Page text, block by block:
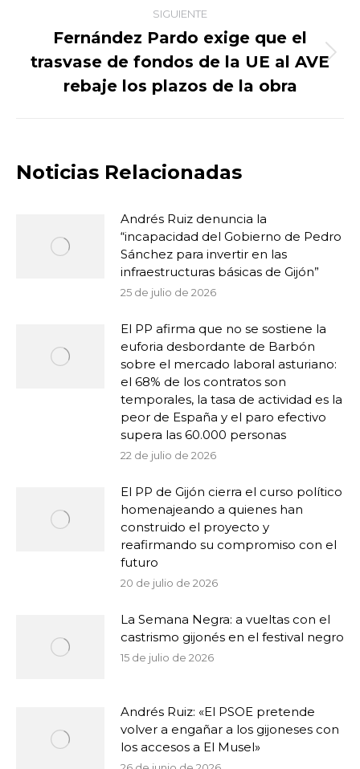
SIGUIENTE
Publicación
siguiente:
Fernández Pardo exige que el
trasvase de fondos de la UE al AVE
rebaje los plazos de la obra
Noticias Relacionadas
Andrés Ruiz denuncia la
“incapacidad del Gobierno de Pedro
Sánchez para invertir en las
infraestructuras básicas de Gijón”
25 de julio de 2026
El PP afirma que no se sostiene la
euforia desbordante de Barbón
sobre el mercado laboral asturiano:
el 68% de los contratos son
temporales, la tasa de actividad es la
peor de España y el paro efectivo
supera las 60.000 personas
22 de julio de 2026
El PP de Gijón cierra el curso político
homenajeando a quienes han
construido el proyecto y
reafirmando su compromiso con el
futuro
20 de julio de 2026
La Semana Negra: a vueltas con el
castrismo gijonés en el festival negro
15 de julio de 2026
Andrés Ruiz: «El PSOE pretende
volver a engañar a los gijoneses con
los accesos a El Musel»